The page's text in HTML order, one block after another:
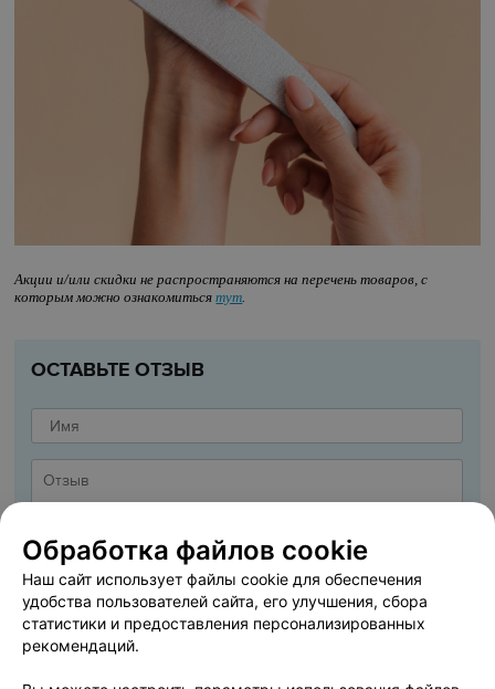
Акции и/или скидки не распространяются на перечень товаров, с
которым можно ознакомитьсятут.
ОСТАВЬТЕ ОТЗЫВ
Обработка файлов cookie
Наш сайт использует файлы cookie для обеспечения
удобства пользователей сайта, его улучшения, сбора
статистики и предоставления персонализированных
рекомендаций.